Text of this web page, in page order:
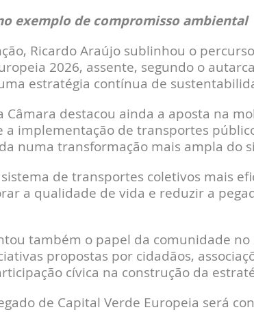
exemplo de compromisso ambiental
Ricardo Araújo sublinhou o
2026, assente, segundo o
estratégia contínua de
Câmara destacou ainda a aposta na
a implementação de transportes
numa transformação mais ampla do
de transportes coletivos mais
a qualidade de vida e reduzir a
também o papel da comunidade
propostas por cidadãos,
cívica na construção da
de Capital Verde Europeia será